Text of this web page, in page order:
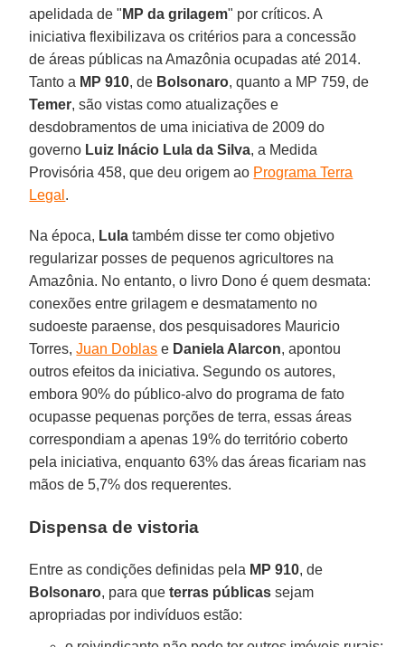
apelidada de " MP da grilagem" por críticos. A
iniciativa flexibilizava os critérios para a concessão
de áreas públicas na Amazônia ocupadas até 2014.
Tanto a MP 910, de Bolsonaro, quanto a MP 759, de
Temer, são vistas como atualizações e
desdobramentos de uma iniciativa de 2009 do
governo Luiz Inácio Lula da Silva, a Medida
Provisória 458, que deu origem ao Programa Terra
Legal .
Na época, Lula também disse ter como objetivo
regularizar posses de pequenos agricultores na
Amazônia. No entanto, o livro Dono é quem desmata:
conexões entre grilagem e desmatamento no
sudoeste paraense, dos pesquisadores Mauricio
Torres,Juan Doblas e Daniela Alarcon, apontou
outros efeitos da iniciativa. Segundo os autores,
embora 90% do público-alvo do programa de fato
ocupasse pequenas porções de terra, essas áreas
correspondiam a apenas 19% do território coberto
pela iniciativa, enquanto 63% das áreas ficariam nas
mãos de 5,7% dos requerentes.
Dispensa de vistoria
Entre as condições definidas pela MP 910, de
Bolsonaro, para queterras públicas sejam
apropriadas por indivíduos estão: